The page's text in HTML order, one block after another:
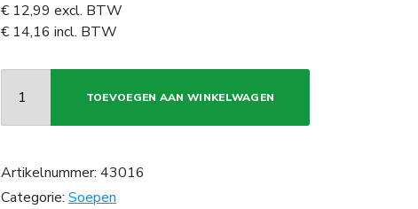
€ 12,99 excl. BTW
€ 14,16 incl. BTW
TOEVOEGEN AAN WINKELWAGEN
Artikelnummer: 43016
Categorie: Soepen